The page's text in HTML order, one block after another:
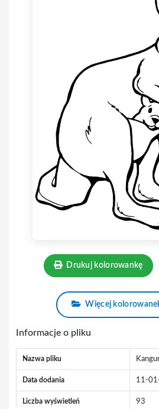
Drukuj kolorowankę
Więcej
Informacje o pliku
Nazwa pliku
Data dodania 11-
Liczba wyświetleń 93